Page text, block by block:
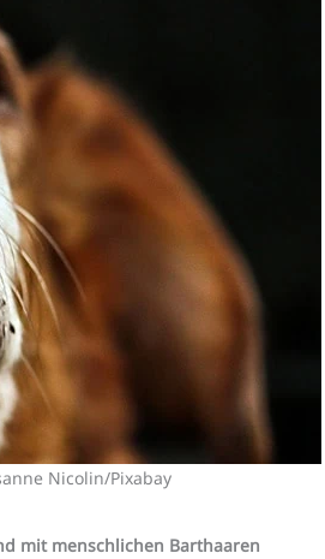
Nicolin/Pixabay
mit menschlichen Barthaaren